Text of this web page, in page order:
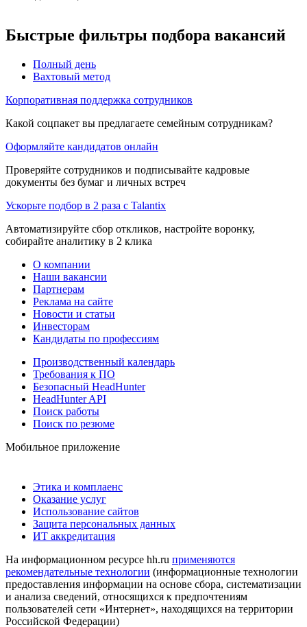
Быстрые фильтры подбора вакансий
Полный день
Вахтовый метод
Корпоративная поддержка сотрудников
Какой соцпакет вы предлагаете семейным сотрудникам?
Оформляйте кандидатов онлайн
Проверяйте сотрудников и подписывайте кадровые
документы без бумаг и личных встреч
Ускорьте подбор в 2 раза с Talantix
Автоматизируйте сбор откликов, настройте воронку,
собирайте аналитику в 2 клика
О компании
Наши вакансии
Партнерам
Реклама на сайте
Новости и статьи
Инвесторам
Кандидаты по профессиям
Производственный календарь
Требования к ПО
Безопасный HeadHunter
HeadHunter API
Поиск работы
Поиск по резюме
Мобильное приложение
Этика и комплаенс
Оказание услуг
Использование сайтов
Защита персональных данных
ИТ аккредитация
На информационном ресурсе hh.ru применяются
рекомендательные технологии (информационные технологии
предоставления информации на основе сбора, систематизации
и анализа сведений, относящихся к предпочтениям
пользователей сети «Интернет», находящихся на территории
Российской Федерации)